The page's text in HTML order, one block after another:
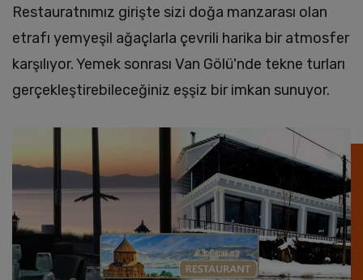
Restauratnımız girişte sizi doğa manzarası olan
etrafı yemyeşil ağaçlarla çevrili harika bir atmosfer
karşılıyor. Yemek sonrası Van Gölü'nde tekne turları
gerçekleştirebileceğiniz eşşiz bir imkan sunuyor.